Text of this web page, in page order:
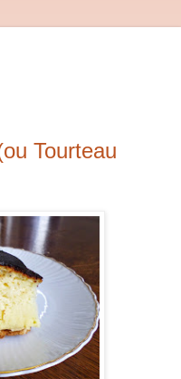
Tourteau